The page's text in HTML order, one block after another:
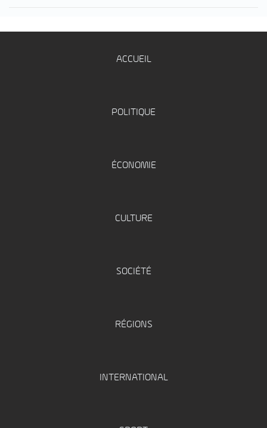
ACCUEIL
POLITIQUE
ÉCONOMIE
CULTURE
SOCIÉTÉ
RÉGIONS
INTERNATIONAL